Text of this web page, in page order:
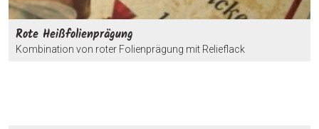
Rote Heißfolienprägung
Kombination von roter Folienprägung mit Relieflack